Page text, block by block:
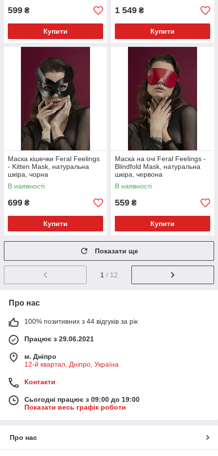
599 ₴
Купити
1 549 ₴
Купити
Маска кішечки Feral Feelings
- Kitten Mask, натуральна
шкіра, чорна
В наявності
699 ₴
Купити
Маска на очі Feral Feelings -
Blindfold Mask, натуральна
шкіра, червона
В наявності
559 ₴
Купити
Показати ще
1 / 12
Про нас
100% позитивних з 44 відгуків за рік
Працює з 29.06.2021
м. Дніпро
12-й квартал, Дніпро, Україна
Контакти
Сьогодні працює з 09:00 до 19:00
Показати весь графік роботи
Про нас